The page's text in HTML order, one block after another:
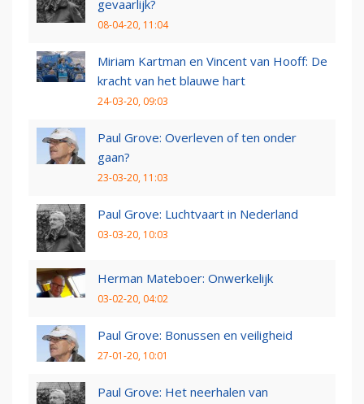
gevaarlijk?
08-04-20, 11:04
Miriam Kartman en Vincent van Hooff: De
kracht van het blauwe hart
24-03-20, 09:03
Paul Grove: Overleven of ten onder
gaan?
23-03-20, 11:03
Paul Grove: Luchtvaart in Nederland
03-03-20, 10:03
Herman Mateboer: Onwerkelijk
03-02-20, 04:02
Paul Grove: Bonussen en veiligheid
27-01-20, 10:01
Paul Grove: Het neerhalen van